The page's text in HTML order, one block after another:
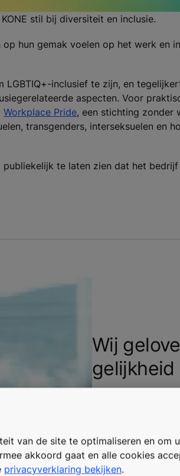
stil bij diversiteit en inclusie.
hun gemak voelen op het werk en
inclusief te zijn, en
aspecten. Voor
Workplace Pride, een stichting zonder
transgenders, interseksuelen en
publiekelijk te laten zien dat het
Wij
gelijkheid
Bij KONE streven
flexibele
ondersteunen.
van de site te optimaliseren en om
akkoord gaat en alle cookies
privacyverklaring bekijken.